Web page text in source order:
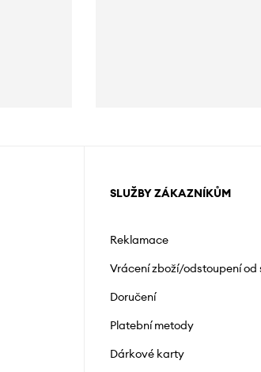
SLUŽBY ZÁKAZNÍKŮM
Reklamace
Vrácení zboží/odstoupení od
Doručení
Platební metody
Dárkové karty